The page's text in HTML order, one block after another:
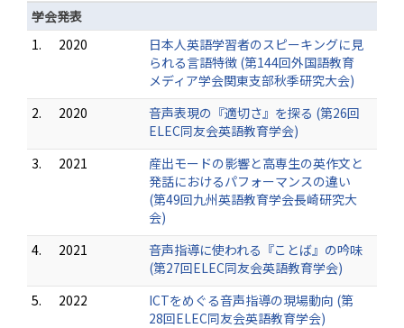
学会発表
1.
2020
日本人英語学習者のスピーキングに見
られる言語特徴 (第144回外国語教育
メディア学会関東支部秋季研究大会)
2.
2020
音声表現の『適切さ』を探る (第26回
ELEC同友会英語教育学会)
3.
2021
産出モードの影響と高専生の英作文と
発話におけるパフォーマンスの違い
(第49回九州英語教育学会長崎研究大
会)
4.
2021
音声指導に使われる『ことば』の吟味
(第27回ELEC同友会英語教育学会)
5.
2022
ICTをめぐる音声指導の現場動向 (第
28回ELEC同友会英語教育学会)